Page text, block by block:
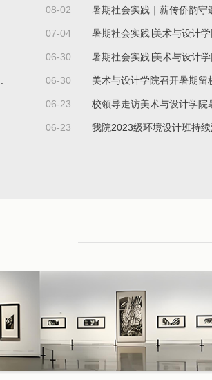
08-02
07-04
06-30
06-30
06-23
06-23
暑期社会实践｜薪传侨韵守
暑期社会实践∣美术与设计学
暑期社会实践∣美术与设计学
美术与设计学院召开暑期留
校领导走访美术与设计学院
我院2023级环境设计班持续